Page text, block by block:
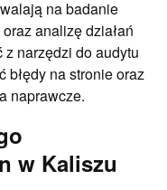
na badanie
analizę działań
z narzędzi do audytu
błędy na stronie oraz
naprawcze.
w Kaliszu